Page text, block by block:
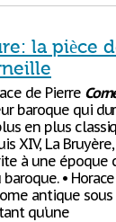
la pièce
de Pierre
baroque qui
en plus
XIV, La
à une époque
•
antique
qu’une